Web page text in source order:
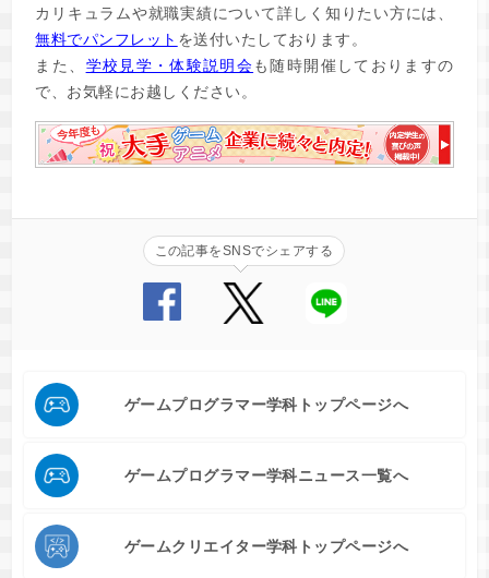
カリキュラムや就職実績について詳しく知りたい方には、
無料でパンフレット を送付いたしております。
また、 学校見学・体験説明会も随時開催しておりますの
で、お気軽にお越しください。
この記事をSNSでシェアする
ゲームプログラマー学科トップページへ
ゲームプログラマー学科ニュース一覧へ
ゲームクリエイター学科トップページへ